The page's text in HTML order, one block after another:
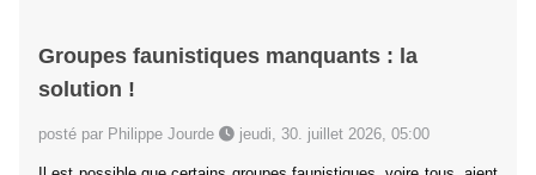
Groupes faunistiques manquants : la
solution !
posté par Philippe Jourde jeudi, 30. juillet 2026, 05:00